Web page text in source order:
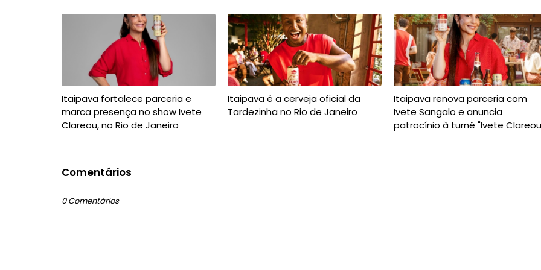
Itaipava fortalece parceria e
marca presença no show Ivete
Clareou, no Rio de Janeiro
Itaipava é a cerveja oficial da
Tardezinha no Rio de Janeiro
Itaipava renova parceria com
Ivete Sangalo e anuncia
patrocínio à turnê "Ivete
Comentários
0 Comentários